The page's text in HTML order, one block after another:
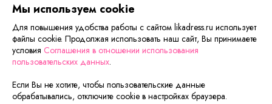
см.
Женская майка-борцовка на широких бретелях из
качественной вискозы с добавлением лайкры.
Квадратный вырез горловины. Майка в камуфляжный
Мы используем cookie
Для повышения удобства работы с сайтом likadress.ru использует
файлы cookie. Продолжая использовать наш сайт, Вы принимаете
условия Соглашения в отношении использования
пользовательских данных.
Если Вы не хотите, чтобы пользовательские данные
обрабатывались, отключите cookie в настройках браузера.